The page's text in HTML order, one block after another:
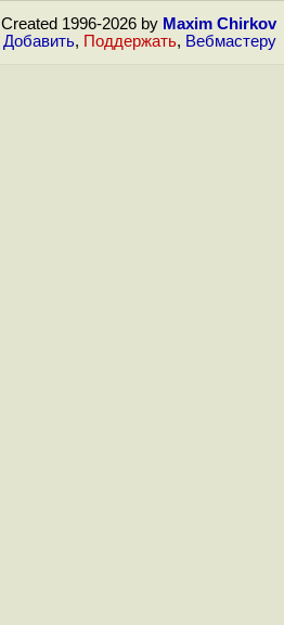
Created 1996-2026 by Maxim Chirkov
Добавить, Поддержать, Вебмастеру